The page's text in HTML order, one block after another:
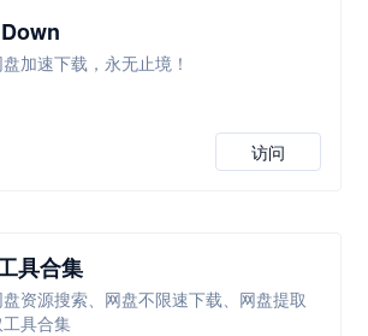
加速下载，永无止境！
访问
具合集
资源搜索、网盘不限速下载、网盘提取
具合集